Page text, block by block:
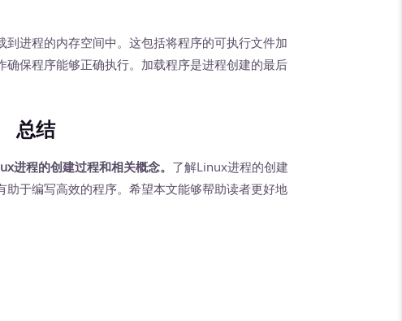
程的内存空间中。这包括将程序的可执行文件加
保程序能够正确执行。加载程序是进程创建的最后
总结
进程的创建过程和相关概念。 了解Linux进程的创建
于编写高效的程序。希望本文能够帮助读者更好地